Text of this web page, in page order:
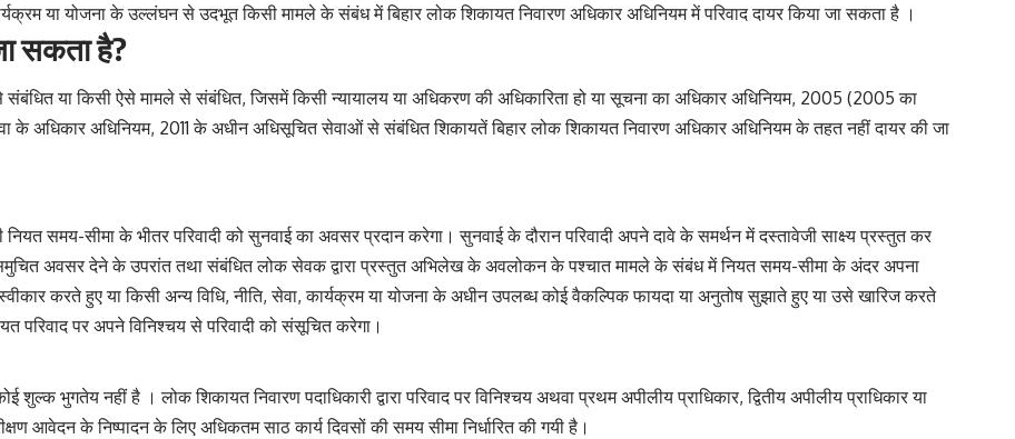
या योजना के उल्लंघन से उदभूत किसी मामले के संबंध में बिहार लोक शिकायत निवारण अधिकार अधिनियम में परिवाद दायर किया जा सकता है ।
सकता है?
या किसी ऐसे मामले से संबंधित, जिसमें किसी न्यायालय या अधिकरण की अधिकारिता हो या सूचना का अधिकार अधिनियम, 2005 (2005 का
के अधिकार अधिनियम, 2011 के अधीन अधिसूचित सेवाओं से संबंधित शिकायतें बिहार लोक शिकायत निवारण अधिकार अधिनियम के तहत नहीं दायर की जा
नियत समय-सीमा के भीतर परिवादी को सुनवाई का अवसर प्रदान करेगा। सुनवाई के दौरान परिवादी अपने दावे के समर्थन में दस्तावेजी साक्ष्य प्रस्तुत कर
समुचित अवसर देने के उपरांत तथा संबंधित लोक सेवक द्वारा प्रस्तुत अभिलेख के अवलोकन के पश्चात मामले के संबंध में नियत समय-सीमा के अंदर अपना
स्वीकार करते हुए या किसी अन्य विधि, नीति, सेवा, कार्यक्रम या योजना के अधीन उपलब्ध कोई वैकल्पिक फायदा या अनुतोष सुझाते हुए या उसे खारिज करते
परिवाद पर अपने विनिश्चय से परिवादी को संसूचित करेगा।
भुगतेय नहीं है । लोक शिकायत निवारण पदाधिकारी द्वारा परिवाद पर विनिश्चय अथवा प्रथम अपीलीय प्राधिकार, द्वितीय अपीलीय प्राधिकार या
आवेदन के निष्पादन के लिए अधिकतम साठ कार्य दिवसों की समय सीमा निर्धारित की गयी है।